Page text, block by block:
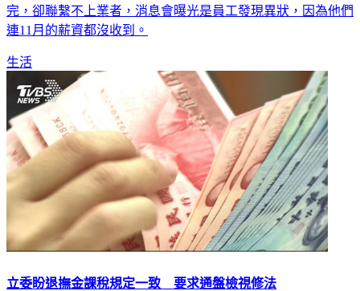
完，卻聯繫不上業者，消息會曝光是員工發現異狀，因為他們
連11月的薪資都沒收到。
生活
立委盼退撫金課稅規定一致 要求通盤檢視修法